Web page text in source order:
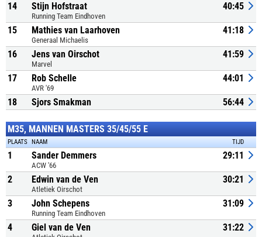
14 Stijn Hofstraat
Running Team Eindhoven
40:45
15 Mathies van Laarhoven
Generaal Michaelis
41:18
16 Jens van Oirschot
Marvel
41:59
17 Rob Schelle
AVR '69
44:01
18 Sjors Smakman 56:44
M35, MANNEN MASTERS 35/45/55 E
PLAATS NAAM TIJD
1 Sander Demmers
ACW '66
29:11
2 Edwin van de Ven
Atletiek Oirschot
30:21
3 John Schepens
Running Team Eindhoven
31:09
4 Giel van de Ven 31:22